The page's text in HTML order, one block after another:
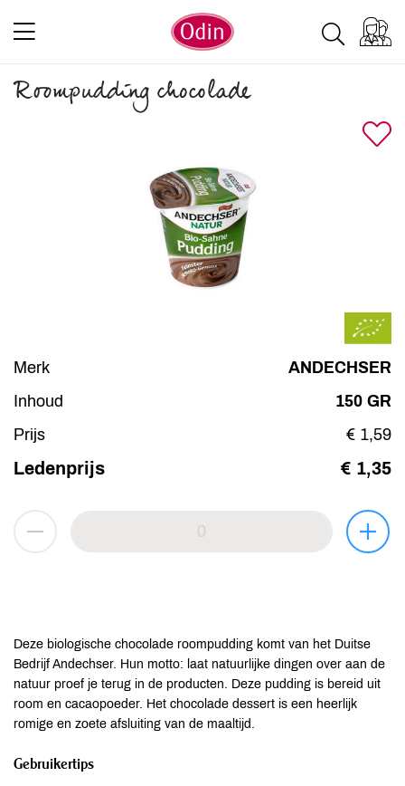
Roompudding chocolade
Merk
ANDECHSER
Inhoud
150 GR
Prijs
€ 1,59
Ledenprijs € 1,35
Deze biologische chocolade roompudding komt van het Duitse
Bedrijf Andechser. Hun motto: laat natuurlijke dingen over aan de
natuur proef je terug in de producten. Deze pudding is bereid uit
room en cacaopoeder. Het chocolade dessert is een heerlijk
romige en zoete afsluiting van de maaltijd.
Gebruikertips